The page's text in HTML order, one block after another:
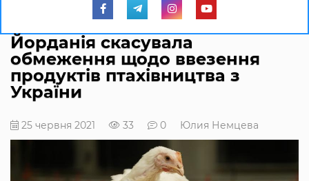
Йорданія скасувала
обмеження щодо ввезення
продуктів птахівництва з
України
25 червня 2021 33 0 Юлия Немцева